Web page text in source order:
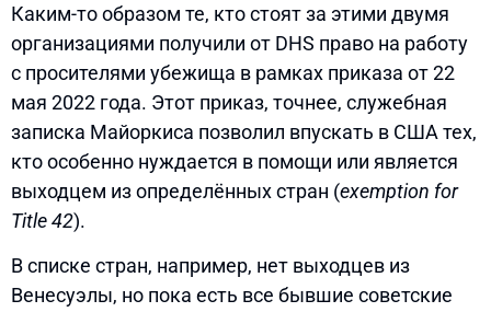
Каким-то образом те, кто стоят за этими двумя
организациями получили от DHS право на работу
с просителями убежища в рамках приказа от 22
мая 2022 года. Этот приказ, точнее, служебная
записка Майоркиса позволил впускать в США тех,
кто особенно нуждается в помощи или является
выходцем из определённых стран (exemption for
Title 42).
В списке стран, например, нет выходцев из
Венесуэлы, но пока есть все бывшие советские